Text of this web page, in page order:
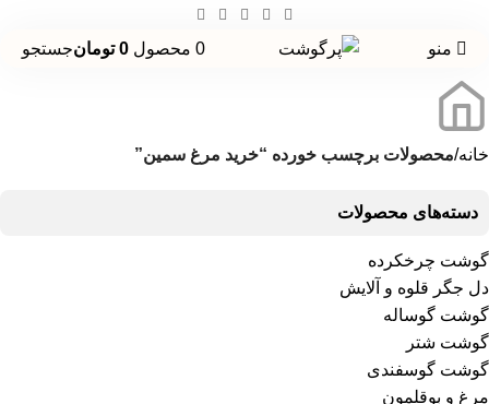
منو 0 محصول 0 تومانجستجو
خانه محصولات برچسب خورده “خرید مرغ سمین”
دسته‌های محصولات
گوشت چرخکرده
دل جگر قلوه و آلایش
گوشت گوساله
گوشت شتر
گوشت گوسفندی
مرغ و بوقلمون